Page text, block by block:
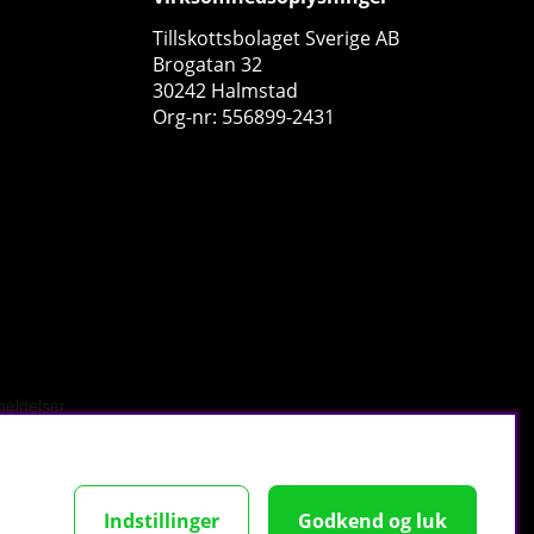
Tillskottsbolaget Sverige AB
Brogatan 32
30242 Halmstad
Org-nr: 556899-2431
Indstillinger Godkend og luk